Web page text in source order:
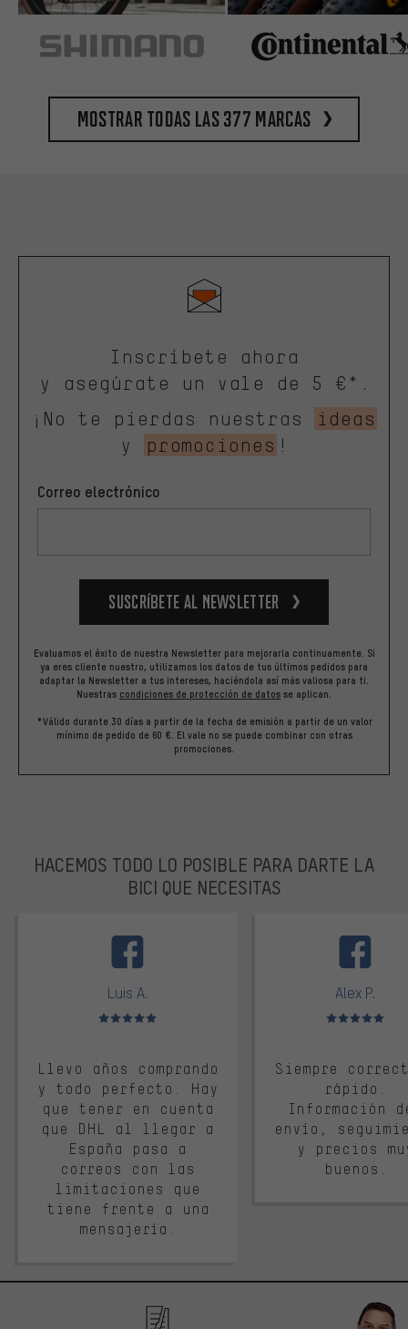
Mostrar todas las 377 marcas
Inscríbete ahora
y asegúrate un vale de 5 €*.
¡No te pierdas nuestras
ideas
y
promociones !
Correo electrónico
Suscríbete al newsletter
Evaluamos el éxito de nuestra Newsletter para mejorarla continuamente. Si
ya eres cliente nuestro, utilizamos los datos de tus últimos pedidos para
adaptar la Newsletter a tus intereses, haciéndola así más valiosa para ti.
Nuestras condiciones de protección de datos se aplican.
*Válido durante 30 días a partir de la fecha de emisión a partir de un valor
mínimo de pedido de 60 €. El vale no se puede combinar con otras
promociones.
HACEMOS TODO LO POSIBLE PARA DARTE LA
BICI QUE NECESITAS
Luis A.
Valoración media: 5 de 5
Llevo años comprando
y todo perfecto. Hay
que tener en cuenta
que DHL al llegar a
España pasa a
correos con las
limitaciones que
tiene frente a una
mensajería.
Alex P.
Valoración
Siempre
rápido.
Información
envío,
y precios
buenos.